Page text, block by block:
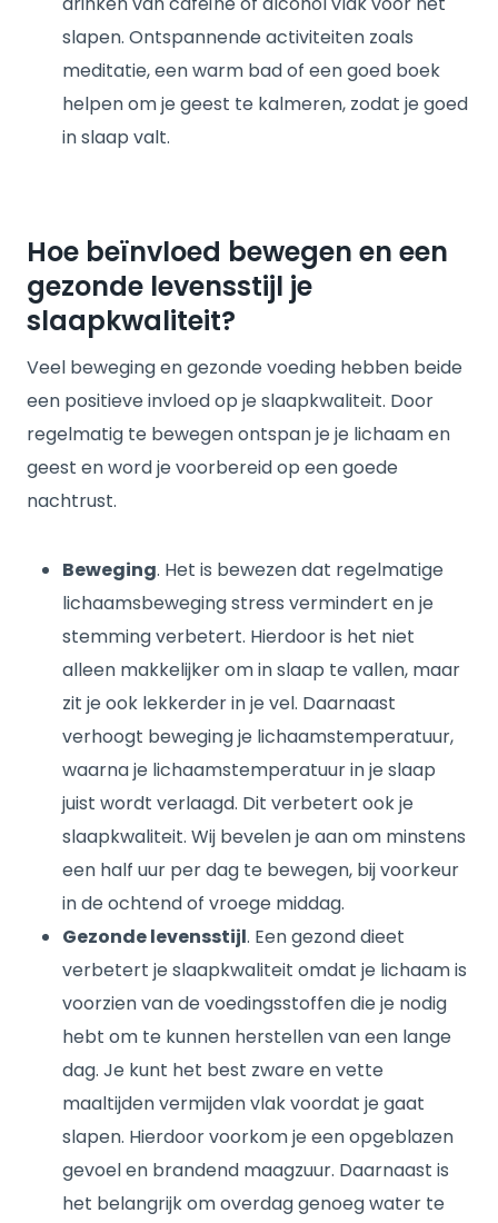
slapen. Ontspannende activiteiten zoals
meditatie, een warm bad of een goed boek
helpen om je geest te kalmeren, zodat je goed
in slaap valt.
Hoe beïnvloed bewegen en een
gezonde levensstijl je
slaapkwaliteit?
Veel beweging en gezonde voeding hebben beide
een positieve invloed op je slaapkwaliteit. Door
regelmatig te bewegen ontspan je je lichaam en
geest en word je voorbereid op een goede
nachtrust.
Beweging. Het is bewezen dat regelmatige
lichaamsbeweging stress vermindert en je
stemming verbetert. Hierdoor is het niet
alleen makkelijker om in slaap te vallen, maar
zit je ook lekkerder in je vel. Daarnaast
verhoogt beweging je lichaamstemperatuur,
waarna je lichaamstemperatuur in je slaap
juist wordt verlaagd. Dit verbetert ook je
slaapkwaliteit. Wij bevelen je aan om minstens
een half uur per dag te bewegen, bij voorkeur
in de ochtend of vroege middag.
Gezonde levensstijl. Een gezond dieet
verbetert je slaapkwaliteit omdat je lichaam is
voorzien van de voedingsstoffen die je nodig
hebt om te kunnen herstellen van een lange
dag. Je kunt het best zware en vette
maaltijden vermijden vlak voordat je gaat
slapen. Hierdoor voorkom je een opgeblazen
gevoel en brandend maagzuur. Daarnaast is
het belangrijk om overdag genoeg water te